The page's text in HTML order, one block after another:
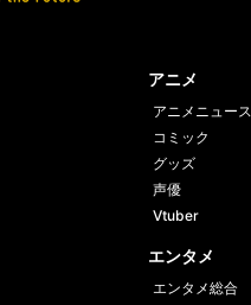
アニメ
アニメニュース
コミック
グッズ
声優
Vtuber
エンタメ
エンタメ総合